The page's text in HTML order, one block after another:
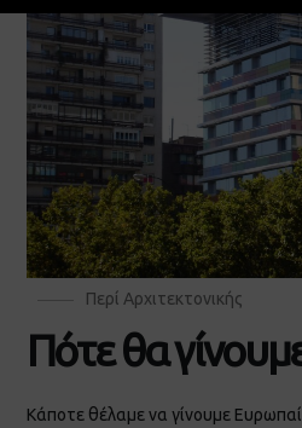
Περί Αρχιτεκτονικής
Πότε θα
Κάποτε θέλαμε να γίνουμε